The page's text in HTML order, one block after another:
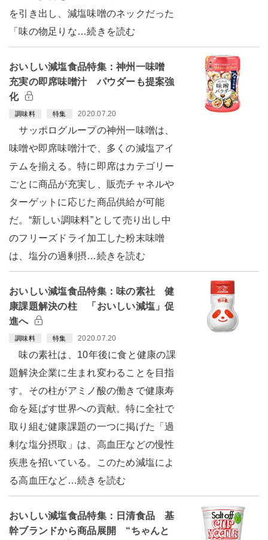
を引き出し、減塩味噌のネックだった
「味の物足りな…続きを読む
おいしい減塩食品特集：神州一味噌
充実の即席味噌汁 パウダーも提案強
化
調味料 特集 2020.07.20
サッポログループの神州一味噌は、
味噌や即席味噌汁で、多くの減塩アイ
テムを揃える。特に即席はカテゴリー
ごとに商品が充実し、販売チャネルや
ターゲットに応じた商品供給が可能
だ。“新しい調味料”として売り出し中
のフリーズドライ加工した粉末味噌
は、塩分の過剰摂…続きを読む
おいしい減塩食品特集：味の素社 健
康課題解決の柱 「おいしい減塩」促
進へ
調味料 特集 2020.07.20
味の素社は、10年後に食と健康の課
題解決企業に生まれ変わることを目指
す。その柱がアミノ酸の働きで健康寿
命を延ばす世界への貢献。特に全社で
取り組む健康課題の一つに掲げた「過
剰な塩分摂取」は、高血圧などの慢性
疾患を招いている。このため減塩によ
る高血圧など…続きを読む
おいしい減塩食品特集：日清食品 基
幹ブランドから商品展開 “ちゃんと